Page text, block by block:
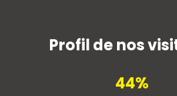
Profil de nos
44%